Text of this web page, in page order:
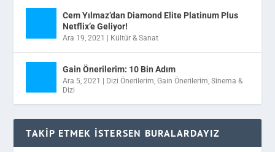
Cem Yılmaz’dan Diamond Elite Platinum Plus
Netflix’e Geliyor!
Ara 19, 2021 Kültür & Sanat
Gain Önerilerim: 10 Bin Adım
Ara 5, 2021 Dizi Önerilerim,Gain Önerilerim,Sinema &
Dizi
TAKIP ETMEK İSTERSEN BURALARDAYIZ